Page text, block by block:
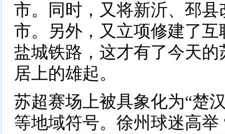
市。同时，又将新沂、邳
市。另外，又立项修建了
盐城铁路，这才有了今天
居上的雄起。
苏超赛场上被具象化为“楚
等地域符号。徐州球迷高举